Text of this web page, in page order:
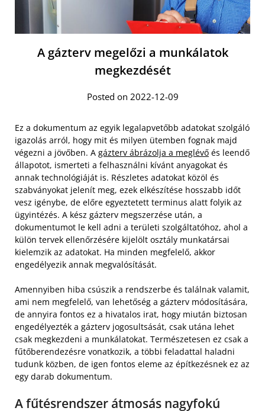
A gázterv megelőzi a munkálatok
megkezdését
Posted on 2022-12-09
Ez a dokumentum az egyik legalapvetőbb adatokat szolgáló
igazolás arról, hogy mit és milyen ütemben fognak majd
végezni a jövőben. A gázterv ábrázolja a meglévő és leendő
állapotot, ismerteti a felhasználni kívánt anyagokat és
annak technológiáját is. Részletes adatokat közöl és
szabványokat jelenít meg, ezek elkészítése hosszabb időt
vesz igénybe, de előre egyeztetett terminus alatt folyik az
ügyintézés. A kész gázterv megszerzése után, a
dokumentumot le kell adni a területi szolgáltatóhoz, ahol a
külön tervek ellenőrzésére kijelölt osztály munkatársai
kielemzik az adatokat. Ha minden megfelelő, akkor
engedélyezik annak megvalósítását.
Amennyiben hiba csúszik a rendszerbe és találnak valamit,
ami nem megfelelő, van lehetőség a gázterv módosítására,
de annyira fontos ez a hivatalos irat, hogy miután biztosan
engedélyezték a gázterv jogosultsását, csak utána lehet
csak megkezdeni a munkálatokat. Természetesen ez csak a
fűtőberendezésre vonatkozik, a többi feladattal haladni
tudunk közben, de igen fontos eleme az építkezésnek ez az
egy darab dokumentum.
A fűtésrendszer átmosás nagyfokú